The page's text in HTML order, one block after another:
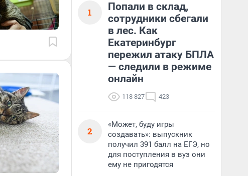
1
Попали в склад,
сотрудники сбегали
в лес. Как
Екатеринбург
пережил атаку БПЛА
— следили в режиме
онлайн
118 827 423
2
«Может, буду игры
создавать»: выпускник
получил 391 балл на ЕГЭ, но
для поступления в вуз они
ему не пригодятся